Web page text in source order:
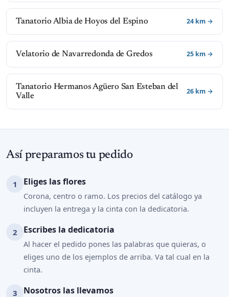
Tanatorio Albia de Hoyos del Espino 24 km →
Velatorio de Navarredonda de Gredos 25 km →
Tanatorio Hermanos Agüero San Esteban del
Valle
26 km →
Así preparamos tu pedido
Eliges las flores
Corona, centro o ramo. Los precios del catálogo ya
incluyen la entrega y la cinta con la dedicatoria.
Escribes la dedicatoria
Al hacer el pedido pones las palabras que quieras, o
eliges uno de los ejemplos de arriba. Va tal cual en la
cinta.
Nosotros las llevamos